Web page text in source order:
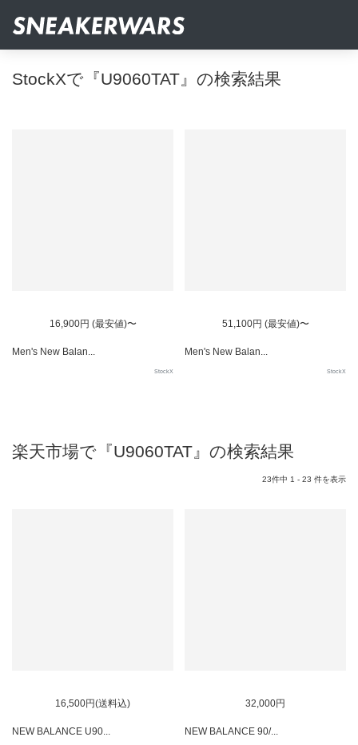
StockXで『U9060TAT』の検索結果
16,900円 (最安値)〜
Men's New Balan...
StockX
51,100円 (最安値)〜
Men's New Balan...
StockX
楽天市場で『U9060TAT』の検索結果
23件中 1 - 23 件を表示
16,500円(送料込)
NEW BALANCE U90...
32,000円
NEW BALANCE 90/...